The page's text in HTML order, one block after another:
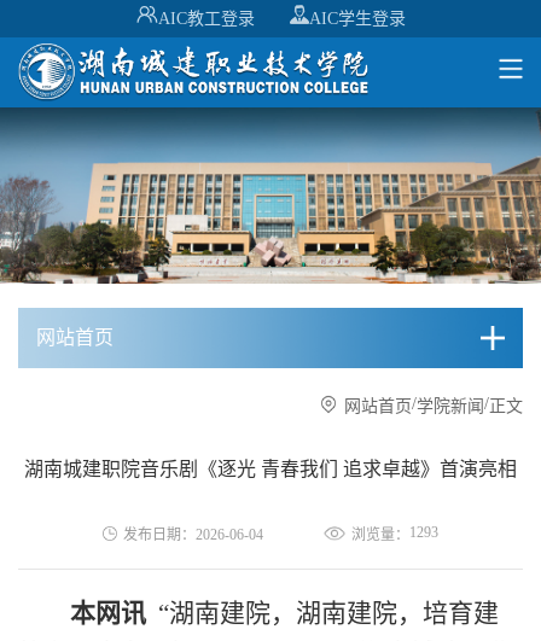
AIC教工登录 AIC学生登录
网站首页
网站首页/学院新闻 /正文
湖南城建职院音乐剧《逐光 青春我们 追求卓越》首演亮相
发布日期：2026-06-04 浏览量： 1293
本网讯“湖南建院，湖南建院，培育建